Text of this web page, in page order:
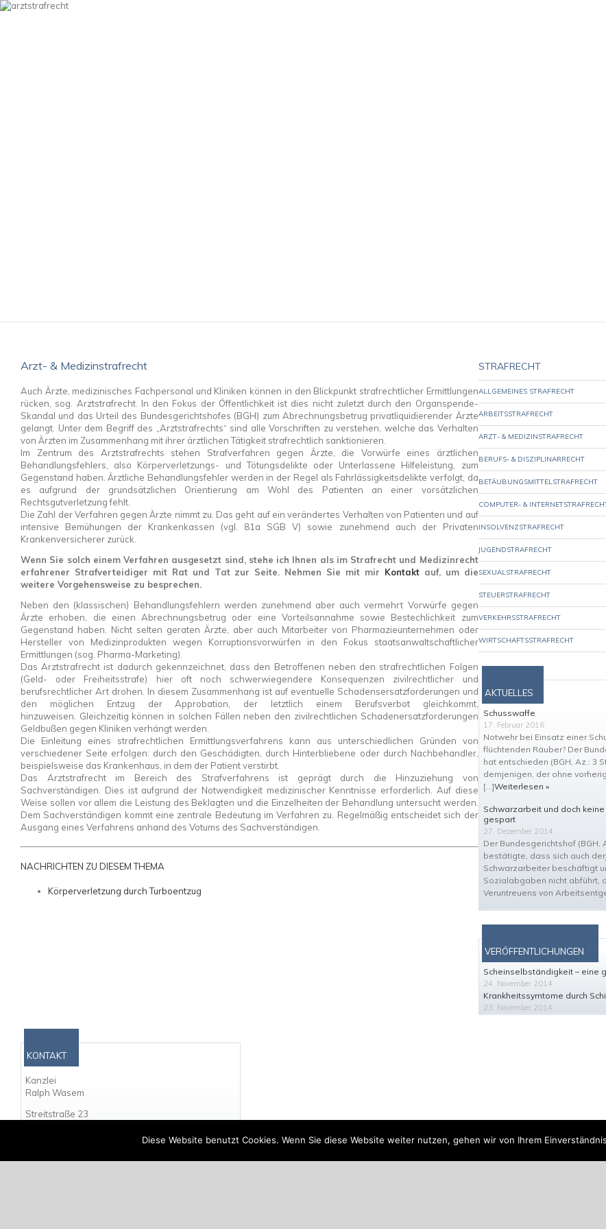
Arzt- & Medizinstrafrecht
Auch Ärzte, medizinisches Fachpersonal und Kliniken können in den Blickpunkt strafrechtlicher Ermittlungen
rücken, sog. Arztstrafrecht. In den Fokus der Öffentlichkeit ist dies nicht zuletzt durch den Organspende-
Skandal und das Urteil des Bundesgerichtshofes (BGH) zum Abrechnungsbetrug privatliquidierender Ärzte
gelangt. Unter dem Begriff des „Arztstrafrechts“ sind alle Vorschriften zu verstehen, welche das Verhalten
von Ärzten im Zusammenhang mit ihrer ärztlichen Tätigkeit strafrechtlich sanktionieren.
Im Zentrum des Arztstrafrechts stehen Strafverfahren gegen Ärzte, die Vorwürfe eines ärztlichen
Behandlungsfehlers, also Körperverletzungs- und Tötungsdelikte oder Unterlassene Hilfeleistung, zum
Gegenstand haben. Ärztliche Behandlungsfehler werden in der Regel als Fahrlässigkeitsdelikte verfolgt, da
es aufgrund der grundsätzlichen Orientierung am Wohl des Patienten an einer vorsätzlichen
Rechtsgutverletzung fehlt.
Die Zahl der Verfahren gegen Ärzte nimmt zu. Das geht auf ein verändertes Verhalten von Patienten und auf
intensive Bemühungen der Krankenkassen (vgl. 81a SGB V) sowie zunehmend auch der Privaten
Krankenversicherer zurück.
Wenn Sie solch einem Verfahren ausgesetzt sind, stehe ich Ihnen als im Strafrecht und Medizinrecht
erfahrener Strafverteidiger mit Rat und Tat zur Seite. Nehmen Sie mit mir Kontaktauf, um die
weitere Vorgehensweise zu besprechen.
Neben den (klassischen) Behandlungsfehlern werden zunehmend aber auch vermehrt Vorwürfe gegen
Ärzte erhoben, die einen Abrechnungsbetrug oder eine Vorteilsannahme sowie Bestechlichkeit zum
Gegenstand haben. Nicht selten geraten Ärzte, aber auch Mitarbeiter von Pharmazieunternehmen oder
Hersteller von Medizinprodukten wegen Korruptionsvorwürfen in den Fokus staatsanwaltschaftlicher
Ermittlungen (sog. Pharma-Marketing).
Das Arztstrafrecht ist dadurch gekennzeichnet, dass den Betroffenen neben den strafrechtlichen Folgen
(Geld- oder Freiheitsstrafe) hier oft noch schwerwiegendere Konsequenzen zivilrechtlicher und
berufsrechtlicher Art drohen. In diesem Zusammenhang ist auf eventuelle Schadensersatzforderungen und
den möglichen Entzug der Approbation, der letztlich einem Berufsverbot gleichkommt,
hinzuweisen. Gleichzeitig können in solchen Fällen neben den zivilrechtlichen Schadenersatzforderungen
Geldbußen gegen Kliniken verhängt werden.
Die Einleitung eines strafrechtlichen Ermittlungsverfahrens kann aus unterschiedlichen Gründen von
verschiedener Seite erfolgen: durch den Geschädigten, durch Hinterbliebene oder durch Nachbehandler,
beispielsweise das Krankenhaus, in dem der Patient verstirbt.
Das Arztstrafrecht im Bereich des Strafverfahrens ist geprägt durch die Hinzuziehung von
Sachverständigen. Dies ist aufgrund der Notwendigkeit medizinischer Kenntnisse erforderlich. Auf diese
Weise sollen vor allem die Leistung des Beklagten und die Einzelheiten der Behandlung untersucht werden.
Dem Sachverständigen kommt eine zentrale Bedeutung im Verfahren zu. Regelmäßig entscheidet sich der
Ausgang eines Verfahrens anhand des Votums des Sachverständigen.
NACHRICHTEN ZU DIESEM THEMA
Körperverletzung durch Turboentzug
STRAFRECHT
ALLGEMEINES STRAFRECHT
ARBEITSSTRAFRECHT
ARZT- & MEDIZINSTRAFRECHT
BERUFS- & DISZIPLINARRECHT
BETÄUBUNGSMITTELSTRAFRECHT
COMPUTER- &
INSOLVENZSTRAFRECHT
JUGENDSTRAFRECHT
SEXUALSTRAFRECHT
STEUERSTRAFRECHT
VERKEHRSSTRAFRECHT
WIRTSCHAFTSSTRAFRECHT
AKTUELLES
Schusswaffe
17. Februar 2016
Notwehr bei Einsatz einer
flüchtenden Räuber? Der
hat entschieden (BGH, Az.: 3
demjenigen, der ohne
[…]Weiterlesen »
Schwarzarbeit und doch
gespart
27. Dezember 2014
Der Bundesgerichtshof (BGH,
bestätigte, dass sich auch
Schwarzarbeiter beschäftigt
Sozialabgaben nicht abführt,
Veruntreuens von
VERÖFFENTLICHUNGEN
Scheinselbständigkeit – eine
24. November 2014
Krankheitssymtome durch
23. November 2014
KONTAKT
Kanzlei
Ralph Wasem
Streitstraße 23
Diese Website benutzt Cookies. Wenn Sie diese Website weiter nutzen, gehen wir von Ihrem